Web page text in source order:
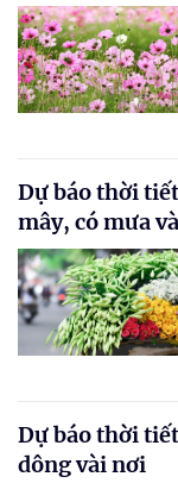
Dự báo thời
mây, có mưa
Dự báo thời
dông vài nơi